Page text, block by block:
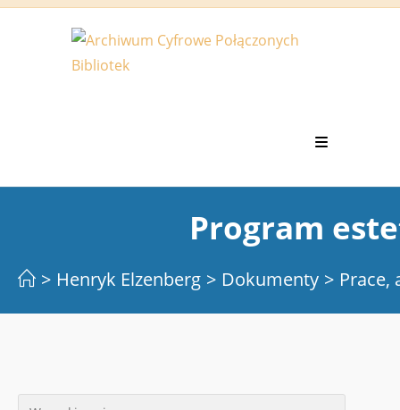
Koniec
Program
> Henryk Elzenberg > Dokumenty > Prace,